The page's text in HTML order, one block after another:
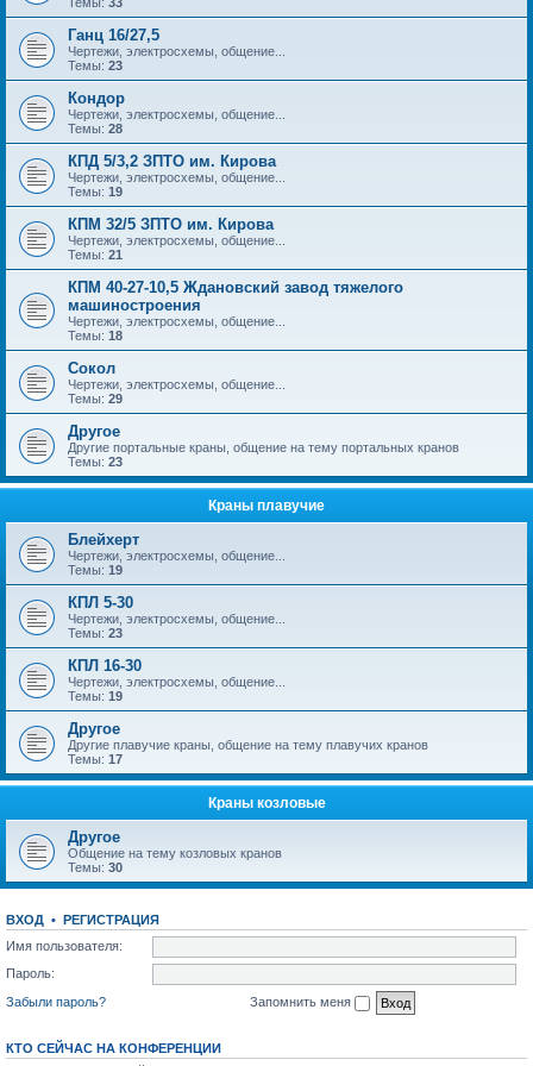
Ганц 16/27,5
Чертежи, электросхемы, общение...
Темы: 23
Кондор
Чертежи, электросхемы, общение...
Темы: 28
КПД 5/3,2 ЗПТО им. Кирова
Чертежи, электросхемы, общение...
Темы: 19
КПМ 32/5 ЗПТО им. Кирова
Чертежи, электросхемы, общение...
Темы: 21
КПМ 40-27-10,5 Ждановский завод тяжелого
машиностроения
Чертежи, электросхемы, общение...
Темы: 18
Сокол
Чертежи, электросхемы, общение...
Темы: 29
Другое
Другие портальные краны, общение на тему портальных кранов
Темы: 23
Краны плавучие
Блейхерт
Чертежи, электросхемы, общение...
Темы: 19
КПЛ 5-30
Чертежи, электросхемы, общение...
Темы: 23
КПЛ 16-30
Чертежи, электросхемы, общение...
Темы: 19
Другое
Другие плавучие краны, общение на тему плавучих кранов
Темы: 17
Краны козловые
Другое
Общение на тему козловых кранов
Темы: 30
ВХОД • РЕГИСТРАЦИЯ
Имя пользователя:
Пароль:
Забыли пароль?
Запомнить меня
КТО СЕЙЧАС НА КОНФЕРЕНЦИИ